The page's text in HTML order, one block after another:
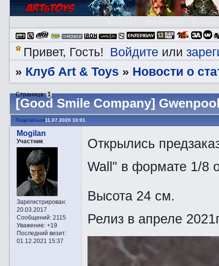
Привет, Гость! Войдите или
» Клуб Art & Toys » Новости о
[Good Smile Company]
Страница:1
Поделиться11.07.2020 10:01
Mogilan
Участник
Зарегистрирован:
20.03.2017
Сообщений:2115
Уважение: +19
Последний визит:
01.12.2021 15:37
Открылись
Wall" в формате 1/8
Высота 24 см.
Релиз в апреле